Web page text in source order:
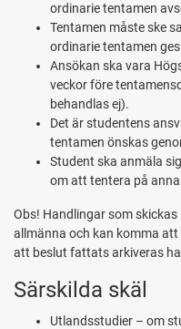
ordinarie tentamen
Tentamen måste ske
ordinarie tentamen
Ansökan ska vara
veckor före
behandlas ej).
Det är studentens
tentamen önskas
Student ska anmäla
om att tentera på
Obs! Handlingar som
allmänna och kan komma
att beslut fattatsarkiveras
Särskilda skäl
Utlandsstudier – om